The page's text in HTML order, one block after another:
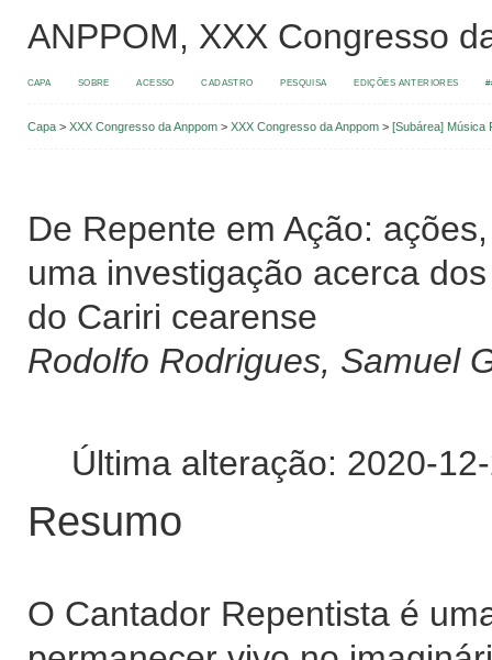
ANPPOM, XXX Congresso
CAPA SOBRE ACESSO CADASTRO PESQUISA EDIÇÕES ANTERIORES
Capa> XXX Congresso da Anppom> XXX Congresso da Anppom> [Subárea] Música
De Repente em Ação:
uma investigação acerca
do Cariri cearense
Rodolfo Rodrigues, Samuel
Última alteração: 2020-
Resumo
O Cantador Repentista é